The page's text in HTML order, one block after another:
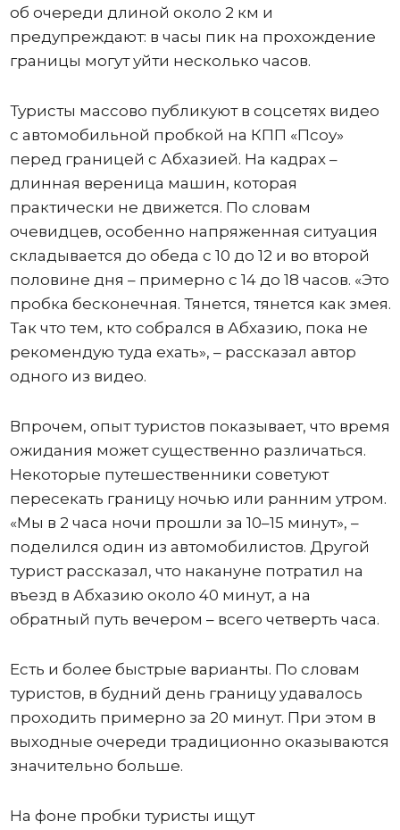
об очереди длиной около 2 км и
предупреждают: в часы пик на прохождение
границы могут уйти несколько часов.
Туристы массово публикуют в соцсетях видео
с автомобильной пробкой на КПП «Псоу»
перед границей с Абхазией. На кадрах –
длинная вереница машин, которая
практически не движется. По словам
очевидцев, особенно напряженная ситуация
складывается до обеда с 10 до 12 и во второй
половине дня – примерно с 14 до 18 часов. «Это
пробка бесконечная. Тянется, тянется как змея.
Так что тем, кто собрался в Абхазию, пока не
рекомендую туда ехать», – рассказал автор
одного из видео.
Впрочем, опыт туристов показывает, что время
ожидания может существенно различаться.
Некоторые путешественники советуют
пересекать границу ночью или ранним утром.
«Мы в 2 часа ночи прошли за 10–15 минут», –
поделился один из автомобилистов. Другой
турист рассказал, что накануне потратил на
въезд в Абхазию около 40 минут, а на
обратный путь вечером – всего четверть часа.
Есть и более быстрые варианты. По словам
туристов, в будний день границу удавалось
проходить примерно за 20 минут. При этом в
выходные очереди традиционно оказываются
значительно больше.
На фоне пробки туристы ищут